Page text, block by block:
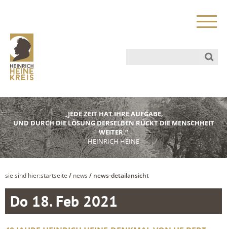
„JEDE ZEIT HAT IHRE AUFGABE,
UND DURCH DIE LÖSUNG DERSELBEN RÜCKT DIE MENSCHHEIT
WEITER.“
HEINRICH HEINE
sie sind hier:startseite / news/ news-detailansicht
Do 18. Feb 2021